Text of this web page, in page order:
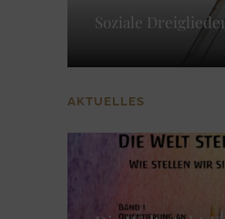
Soziale
AKTUELLES